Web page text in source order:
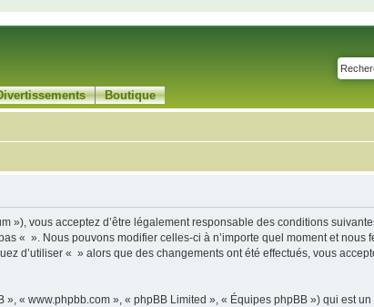
Boutique
vous acceptez d’être légalement responsable des conditions
« ». Nous pouvons modifier celles-ci à n’importe quel moment et nous
d’utiliser « » alors que des changements ont été effectués, vous
« www.phpbb.com », « phpBB Limited », « Équipes phpBB ») qui est